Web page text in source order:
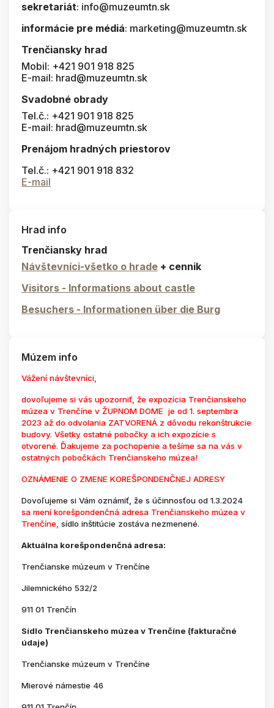
sekretariát: info@muzeumtn.sk
informácie pre médiá: marketing@muzeumtn.sk
Trenčiansky hrad
Mobil: +421 901 918 825
E-mail: hrad@muzeumtn.sk
Svadobné obrady
Tel.č.: +421 901 918 825
E-mail: hrad@muzeumtn.sk
Prenájom hradných priestorov
Tel.č.: +421 901 918 832
E-mail
Hrad info
Trenčiansky hrad
Návštevníci-všetko o hrade + cennik
Visitors - Informations about castle
Besuchers - Informationen über die Burg
Múzem info
Vážení návštevníci,
dovoľujeme si vás upozorniť, že expozícia Trenčianskeho
múzea v Trenčíne v ŽUPNOM DOME je od 1. septembra
2023 až do odvolania ZATVORENÁ z dôvodu rekonštrukcie
budovy. Všetky ostatné pobočky a ich expozície s
otvorené. Ďakujeme za pochopenie a tešíme sa na vás v
ostatných pobočkách Trenčianskeho múzea!
OZNÁMENIE O ZMENE KOREŠPONDENČNEJ ADRESY
Dovoľujeme si Vám oznámiť, že s účinnosťou od 1.3.2024
sa mení korešpondenčná adresa Trenčianskeho múzea v
Trenčíne, sídlo inštitúcie zostáva nezmenené.
Aktuálna korešpondenčná adresa:
Trenčianske múzeum v Trenčíne
Jilemnického 532/2
911 01 Trenčín
Sídlo Trenčianskeho múzea v Trenčíne (fakturačné
údaje)
Trenčianske múzeum v Trenčíne
Mierové námestie 46